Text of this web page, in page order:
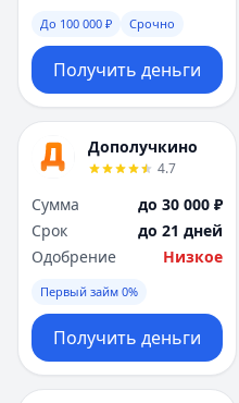
До 100 000 ₽ Срочно
Получить деньги
Дополучкино
4.7
Сумма
до 30 000 ₽
Срок
до 21 дней
Одобрение
Низкое
Первый займ 0%
Получить деньги